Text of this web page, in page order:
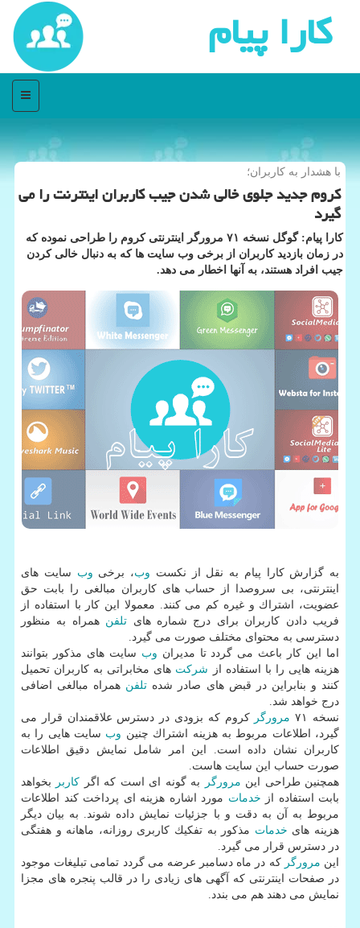
كارا پیام
منو
با هشدار به كاربران؛
كروم جدید جلوی خالی شدن جیب كاربران اینترنت را می
گیرد
كارا پیام: گوگل نسخه ۷۱ مرورگر اینترنتی كروم را طراحی نموده كه
در زمان بازدید كاربران از برخی وب سایت ها كه به دنبال خالی كردن
جیب افراد هستند، به آنها اخطار می دهد.
به گزارش كارا پیام به نقل از نكست وب، برخی وب سایت های
اینترنتی، بی سروصدا از حساب های كاربران مبالغی را بابت حق
عضویت، اشتراك و غیره كم می كنند. معمولا این كار با استفاده از
فریب دادن كاربران برای درج شماره های تلفن همراه به منظور
دسترسی به محتوای مختلف صورت می گیرد.
اما این كار باعث می گردد تا مدیران وب سایت های مذكور بتوانند
هزینه هایی را با استفاده از شركت های مخابراتی به كاربران تحمیل
كنند و بنابراین در قبض های صادر شده تلفن همراه مبالغی اضافی
درج خواهد شد.
نسخه ۷۱
مرورگر كروم كه بزودی در دسترس علاقمندان قرار می
گیرد، اطلاعات مربوط به هزینه اشتراك چنین وب سایت هایی را به
كاربران نشان داده است. این امر شامل نمایش دقیق اطلاعات
صورت حساب این سایت هاست.
همچنین طراحی این مرورگر به گونه ای است كه اگر كاربر
بخواهد
بابت استفاده از خدمات مورد اشاره هزینه ای پرداخت كند اطلاعات
مربوط به آن به دقت و با جزئیات نمایش داده شوند. به بیان دیگر
هزینه های خدمات مذكور به تفكیك كاربری روزانه، ماهانه و هفتگی
در دسترس قرار می گیرد.
این مرورگر كه در ماه دسامبر عرضه می گردد تمامی تبلیغات موجود
در صفحات اینترنتی كه آگهی های زیادی را در قالب پنجره های مجزا
نمایش می دهند هم می بندد.